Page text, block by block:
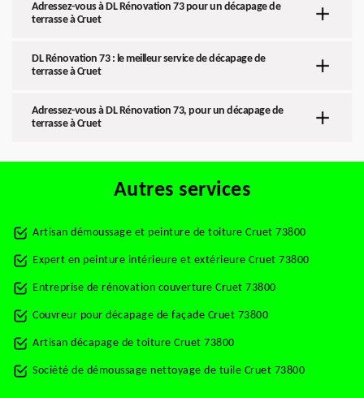
Adressez-vous à DL Rénovation 73 pour un décapage de
terrasse à Cruet
DL Rénovation 73 : le meilleur service de décapage de
terrasse à Cruet
Adressez-vous à DL Rénovation 73, pour un décapage de
terrasse à Cruet
Autres services
Artisan démoussage et peinture de toiture Cruet 73800
Expert en peinture intérieure et extérieure Cruet 73800
Entreprise de rénovation couverture Cruet 73800
Couvreur pour décapage de façade Cruet 73800
Artisan décapage de toiture Cruet 73800
Société de démoussage nettoyage de tuile Cruet 73800